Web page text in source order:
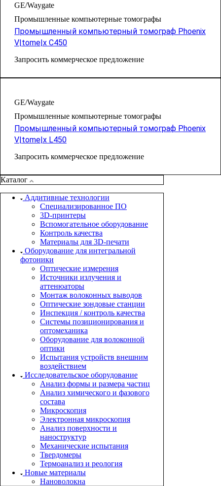
GE/Waygate
Промышленные компьютерные томографы
Промышленный компьютерный томограф Phoenix
V|tome|x C450
Запросить коммерческое предложение
GE/Waygate
Промышленные компьютерные томографы
Промышленный компьютерный томограф Phoenix
V|tome|x L450
Запросить коммерческое предложение
Каталог
Аддитивные технологии
Специализированное ПО
3D-принтеры
Вспомогательное оборудование
Контроль качества
Материалы для 3D-печати
Оборудование для интегральной
фотоники
Оптические измерения
Источники излучения и
аттенюаторы
Монтаж волоконных выводов
Оптические зондовые станции
Инспекция / контроль качества
Системы позиционирования и
оптомеханика
Оборудование для волоконной
оптики
Испытания устройств внешним
воздействием
Исследовательское оборудование
Анализ формы и размера частиц
Анализ химического и фазового
состава
Микроскопия
Электронная микроскопия
Анализ поверхности и
наноструктур
Механические испытания
Твердомеры
Термоанализ и реология
Новые материалы
Нановолокна